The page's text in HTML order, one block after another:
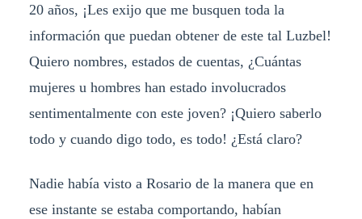
20 años, ¡Les exijo que me busquen toda la
información que puedan obtener de este tal Luzbel!
Quiero nombres, estados de cuentas, ¿Cuántas
mujeres u hombres han estado involucrados
sentimentalmente con este joven? ¡Quiero saberlo
todo y cuando digo todo, es todo! ¿Está claro?
Nadie había visto a Rosario de la manera que en
ese instante se estaba comportando, habían